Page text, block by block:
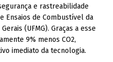
e rastreabilidade
Ensaios de Combustível da
(UFMG). Graças a esse
9% menos CO2,
imediato da tecnologia.